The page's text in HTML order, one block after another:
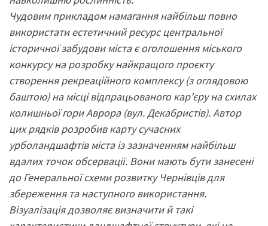
Чудовим прикладом намагання найбільш повно
використати естетичний ресурс центральної
історичної забудови міста є оголошення міського
конкурсу на розробку найкращого проєкту
створення рекреаційного комплексу (з оглядовою
баштою) на місці відпрацьованого кар’єру на схилах
колишньої гори Аврора (вул. Декабристів). Автор
цих рядків розробив карту сучасних
урболандшафтів міста із зазначенням найбільш
вдалих точок обсервації. Вони мають бути занесені
до Генеральної схеми розвитку Чернівців для
збереження та наступного використання.
Візуалізація дозволяє визначити й такі